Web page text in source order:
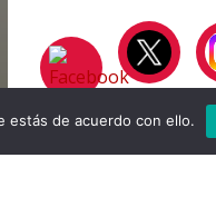
estás de acuerdo con ello.